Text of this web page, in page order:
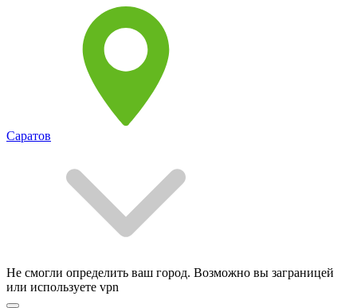
Саратов
Не смогли определить ваш город. Возможно вы заграницей
или используете vpn